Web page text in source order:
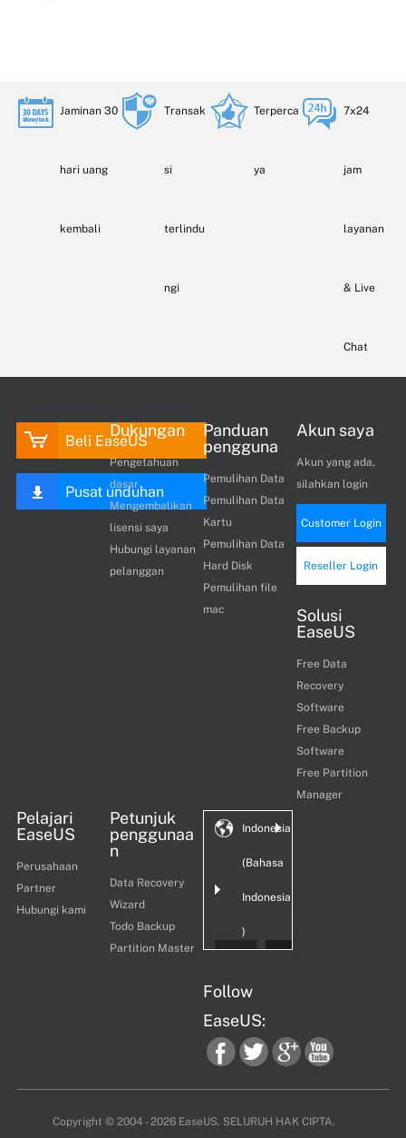
Jaminan 30
hari uang
kembali
Transak
si
terlindu
ngi
Terperca
ya
7x24
jam
layanan
& Live
Chat
Beli EaseUS
Pusat unduhan
Dukungan
Pengetahuan
dasar
Mengembalikan
lisensi saya
Hubungi layanan
pelanggan
Panduan
pengguna
Pemulihan Data
Pemulihan Data
Kartu
Pemulihan Data
Hard Disk
Pemulihan file
mac
Akun saya
Akun yang ada,
silahkan login
Customer Login
Reseller Login
Solusi
EaseUS
Free Data
Recovery
Software
Free Backup
Software
Free Partition
Manager
Pelajari
EaseUS
Perusahaan
Partner
Hubungi kami
Petunjuk
penggunaa
n
Data Recovery
Wizard
Todo Backup
Partition Master
Indonesia
(Bahasa
Indonesia
)
Follow
EaseUS:
fac twi goo you
Copyright © 2004 - 2026 EaseUS. SELURUH HAK CIPTA.